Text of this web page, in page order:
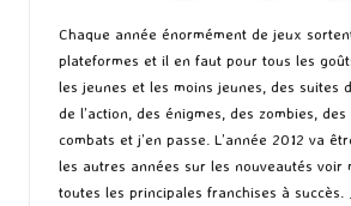
Chaque année énormément de jeux
plateformes et il en faut pour tous les
les jeunes et les moins jeunes, des suites
de l’action, des énigmes, des zombies,
combats et j’en passe. L’année 2012 va
les autres années sur les nouveautés voir
toutes les principales franchises à succès.